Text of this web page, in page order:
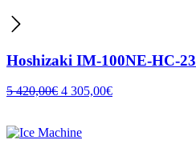
Hoshizaki IM-100NE-HC-23
5 420,00€ 4 305,00€